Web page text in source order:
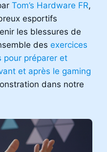
Tom’s Hardware FR,
esportifs
les blessures de
des exercices
pour préparer et
et après le gaming
dans notre